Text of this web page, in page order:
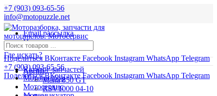
+7 (903) 093-65-56
info@motopuzzle.net
Email рассылка
Новости
Поделиться ВКонтакте Facebook Instagram WhatsApp Telegram
+7 (903) 093-65-56
Поделиться ВКонтакте Facebook Instagram WhatsApp Telegram
Где искать?
Aprilia
Mana 850 GT
RSV1000 04-10
Каталог запчастей
Мотоподбор
Мотосервис